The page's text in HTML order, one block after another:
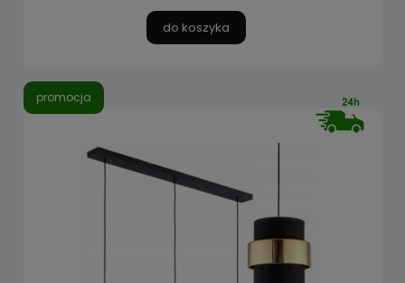
do koszyka
promocja